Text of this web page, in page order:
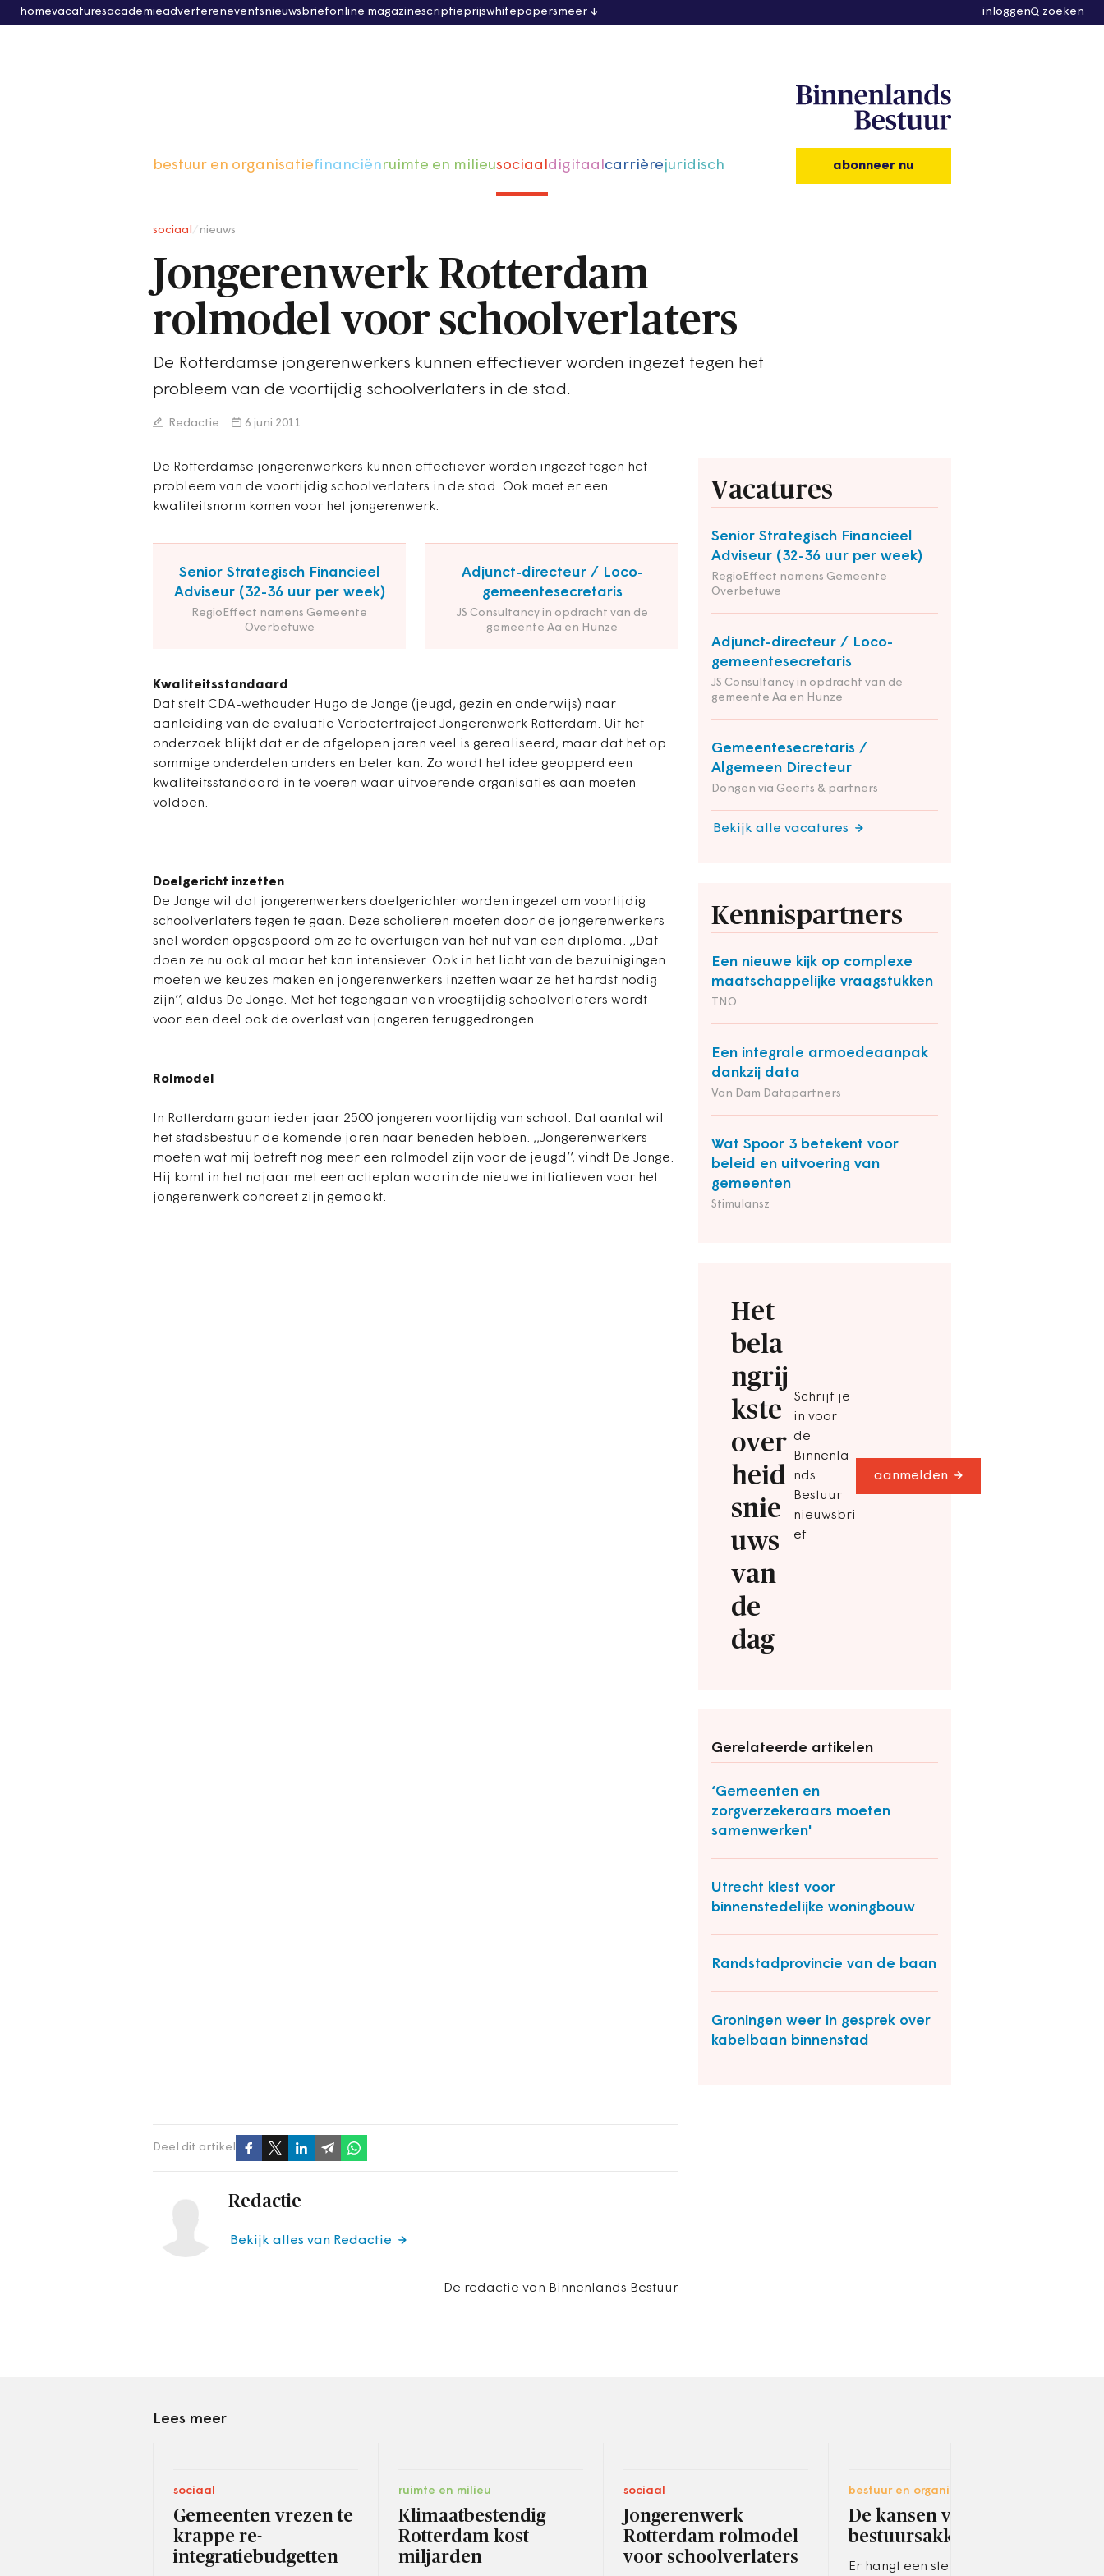
homevacaturesacademieadvertereneventsnieuwsbriefonline magazinescriptieprijswhitepapersmeer inloggen zoeken
bestuur en organisatiefinanciënruimte en milieusociaaldigitaalcarrièrejuridisch abonneer nu
sociaal nieuws
Jongerenwerk Rotterdam
rolmodel voor schoolverlaters
De Rotterdamse jongerenwerkers kunnen effectiever worden ingezet tegen het
probleem van de voortijdig schoolverlaters in de stad.
Redactie 6 juni 2011
De Rotterdamse jongerenwerkers kunnen effectiever worden ingezet tegen het
probleem van de voortijdig schoolverlaters in de stad. Ook moet er een
kwaliteitsnorm komen voor het jongerenwerk.
Senior Strategisch Financieel
Adviseur (32-36 uur per week)
RegioEffect namens Gemeente
Overbetuwe
Adjunct-directeur / Loco-
gemeentesecretaris
JS Consultancy in opdracht van de
gemeente Aa en Hunze
Kwaliteitsstandaard
Dat stelt CDA-wethouder Hugo de Jonge (jeugd, gezin en onderwijs) naar
aanleiding van de evaluatie Verbetertraject Jongerenwerk Rotterdam. Uit het
onderzoek blijkt dat er de afgelopen jaren veel is gerealiseerd, maar dat het op
sommige onderdelen anders en beter kan. Zo wordt het idee geopperd een
kwaliteitsstandaard in te voeren waar uitvoerende organisaties aan moeten
voldoen.
Vacatures
Senior Strategisch Financieel
Adviseur (32-36 uur per week)
RegioEffect namens Gemeente
Overbetuwe
Adjunct-directeur / Loco-
gemeentesecretaris
JS Consultancy in opdracht van de
gemeente Aa en Hunze
Gemeentesecretaris /
Algemeen Directeur
Dongen via Geerts & partners
Bekijk alle vacatures
Kennispartners
Een nieuwe kijk op complexe
maatschappelijke vraagstukken
TNO
Een integrale armoedeaanpak
dankzij data
Van Dam Datapartners
Wat Spoor 3 betekent voor
beleid en uitvoering van
gemeenten
Stimulansz
Het
bela
ngrij
kste
over
heid
snie
uws
van
de
dag
Schrijf je
in voor
de
Binnenla
nds
Bestuur
nieuwsbri
ef
aanmelden
Gerelateerde artikelen
‘Gemeenten en
zorgverzekeraars moeten
samenwerken'
Utrecht kiest voor
binnenstedelijke woningbouw
Randstadprovincie van de baan
Groningen weer in gesprek over
kabelbaan binnenstad
Doelgericht inzetten
De Jonge wil dat jongerenwerkers doelgerichter worden ingezet om voortijdig
schoolverlaters tegen te gaan. Deze scholieren moeten door de jongerenwerkers
snel worden opgespoord om ze te overtuigen van het nut van een diploma. ,,Dat
doen ze nu ook al maar het kan intensiever. Ook in het licht van de bezuinigingen
moeten we keuzes maken en jongerenwerkers inzetten waar ze het hardst nodig
zijn’’, aldus De Jonge. Met het tegengaan van vroegtijdig schoolverlaters wordt
voor een deel ook de overlast van jongeren teruggedrongen.
Rolmodel
In Rotterdam gaan ieder jaar 2500 jongeren voortijdig van school. Dat aantal wil
het stadsbestuur de komende jaren naar beneden hebben. ,,Jongerenwerkers
moeten wat mij betreft nog meer een rolmodel zijn voor de jeugd’’, vindt De Jonge.
Hij komt in het najaar met een actieplan waarin de nieuwe initiatieven voor het
jongerenwerk concreet zijn gemaakt.
Deel dit artikel
Redactie
De redactie van Binnenlands Bestuur
Bekijk alles van Redactie
Lees meer
sociaal
Gemeenten vrezen te
krappe re-
integratiebudgetten
ruimte en milieu
Klimaatbestendig
Rotterdam kost
miljarden
sociaal
Jongerenwerk
Rotterdam rolmodel
voor schoolverlaters
bestuur en organisatie
De kansen van het
bestuursakkoord
Er hangt een steeds